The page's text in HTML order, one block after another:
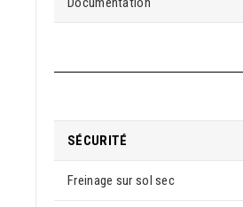
SÉCURITÉ
Freinage sur sol sec